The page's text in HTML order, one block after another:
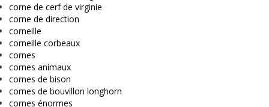
corne de cerf de virginie
corne de direction
corneille
corneille corbeaux
cornes
cornes animaux
cornes de bison
cornes de bouvillon longhorn
cornes énormes